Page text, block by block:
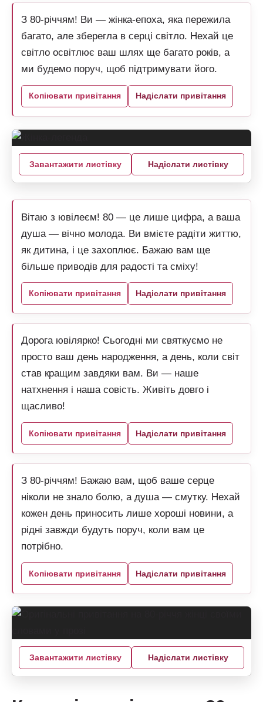
З 80-річчям! Ви — жінка-епоха, яка пережила
багато, але зберегла в серці світло. Нехай це
світло освітлює ваш шлях ще багато років, а
ми будемо поруч, щоб підтримувати його.
Копіювати привітання Надіслати привітання
Завантажити листівку Надіслати листівку
Вітаю з ювілеєм! 80 — це лише цифра, а ваша
душа — вічно молода. Ви вмієте радіти життю,
як дитина, і це захоплює. Бажаю вам ще
більше приводів для радості та сміху!
Копіювати привітання Надіслати привітання
Дорога ювілярко! Сьогодні ми святкуємо не
просто ваш день народження, а день, коли світ
став кращим завдяки вам. Ви — наше
натхнення і наша совість. Живіть довго і
щасливо!
Копіювати привітання Надіслати привітання
З 80-річчям! Бажаю вам, щоб ваше серце
ніколи не знало болю, а душа — смутку. Нехай
кожен день приносить лише хороші новини, а
рідні завжди будуть поруч, коли вам це
потрібно.
Копіювати привітання Надіслати привітання
Завантажити листівку Надіслати листівку